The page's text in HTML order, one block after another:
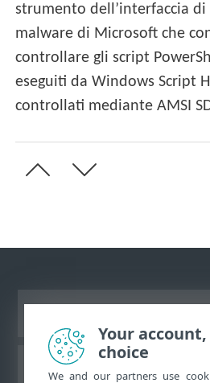
strumento dell’interfaccia
malware di Microsoft che
controllare gli script
eseguiti da Windows Script
controllati mediante AMSI
ESET
Your
choice
We and our partners use